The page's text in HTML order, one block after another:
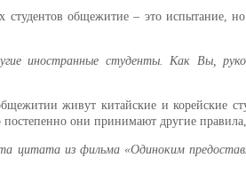
общежитие – это испытание,
иностранные студенты. Как Вы,
живут китайские и корейские
они принимают другие
из фильма «Одиноким